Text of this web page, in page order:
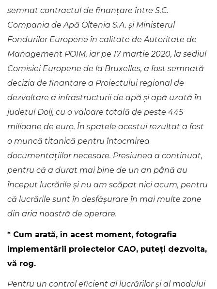
semnat contractul de finanțare între S.C.
Compania de Apă Oltenia S.A. și Ministerul
Fondurilor Europene în calitate de Autoritate de
Management POIM, iar pe 17 martie 2020, la sediul
Comisiei Europene de la Bruxelles, a fost semnată
decizia de finanțare a Proiectului regional de
dezvoltare a infrastructurii de apă și apă uzată în
județul Dolj, cu o valoare totală de peste 445
milioane de euro. În spatele acestui rezultat a fost
o muncă titanică pentru întocmirea
documentațiilor necesare. Presiunea a continuat,
pentru că a durat mai bine de un an până au
început lucrările și nu am scăpat nici acum, pentru
că lucrările sunt în desfășurare în mai multe zone
din aria noastră de operare.
* Cum arată, în acest moment, fotografia
implementării proiectelor CAO, puteți dezvolta,
vă rog.
Pentru un control eficient al lucrărilor și al modului